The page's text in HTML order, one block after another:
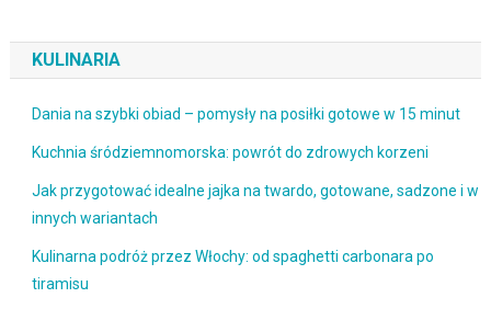
KULINARIA
Dania na szybki obiad – pomysły na posiłki gotowe w 15 minut
Kuchnia śródziemnomorska: powrót do zdrowych korzeni
Jak przygotować idealne jajka na twardo, gotowane, sadzone i w
innych wariantach
Kulinarna podróż przez Włochy: od spaghetti carbonara po
tiramisu